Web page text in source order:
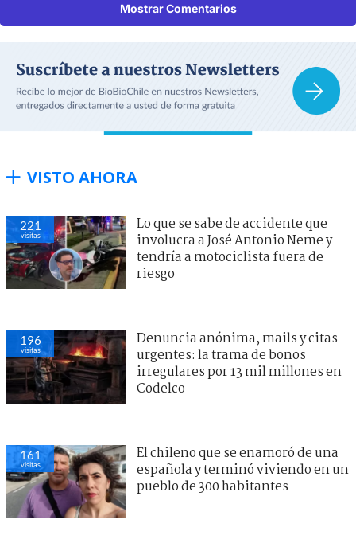
Mostrar Comentarios
VISTO AHORA
221
visitas
Lo que se sabe de accidente que
involucra a José Antonio Neme y
tendría a motociclista fuera de
riesgo
196
visitas
Denuncia anónima, mails y citas
urgentes: la trama de bonos
irregulares por 13 mil millones en
Codelco
161
visitas
El chileno que se enamoró de una
española y terminó viviendo en un
pueblo de 300 habitantes